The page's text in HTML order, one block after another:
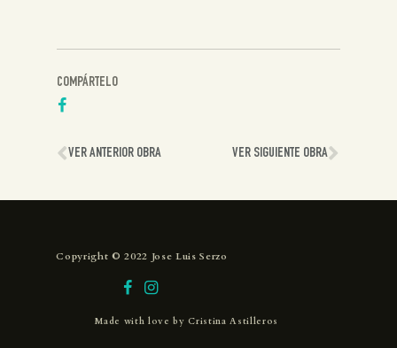
COMPÁRTELO
VER ANTERIOR OBRA VER SIGUIENTE OBRA
Copyright © 2022 Jose Luis Serzo
Made with love byCristina Astilleros